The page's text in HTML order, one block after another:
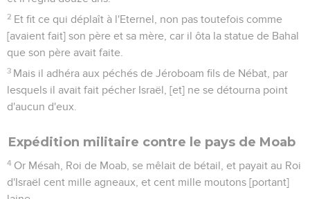
2 Et fit ce qui déplaît à l'Eternel, non pas toutefois comme
[avaient fait] son père et sa mère, car il ôta la statue de Bahal
que son père avait faite.
3 Mais il adhéra aux péchés de Jéroboam fils de Nébat, par
lesquels il avait fait pécher Israël, [et] ne se détourna point
d'aucun d'eux.
Expédition militaire contre le pays de Moab
4 Or Mésah, Roi de Moab, se mêlait de bétail, et payait au Roi
d'Israël cent mille agneaux, et cent mille moutons [portant]